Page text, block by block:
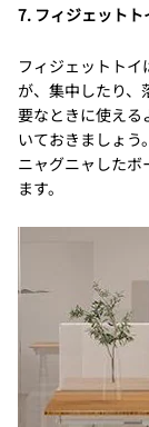
7. フィジェットト
フィジェットト
が、集中したり、
要なときに使える
いておきましょう
ニャグニャしたボ
ます。